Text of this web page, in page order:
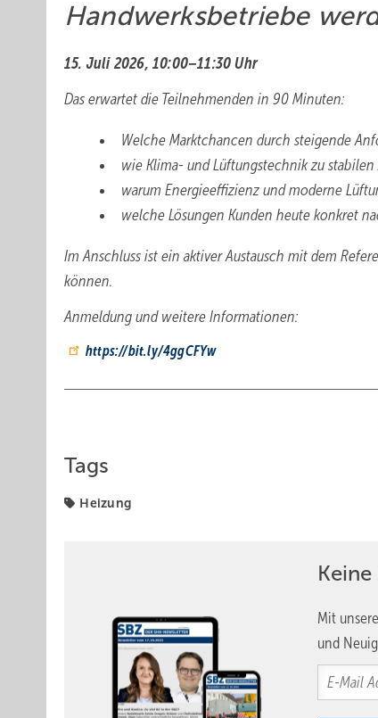
Handwerksbetriebe
15. Juli 2026, 10:00–11:30 Uhr
Das erwartet die Teilnehmenden in 90 Minuten:
Welche Marktchancen durch steigende
wie Klima- und Lüftungstechnik zu
warum Energieeffizienz und moderne
welche Lösungen Kunden heute konkret
Im Anschluss ist ein aktiver Austausch mit dem
können.
Anmeldung und weitere Informationen:
https://bit.ly/4ggCFYw
Tags
Heizung
Mit
und